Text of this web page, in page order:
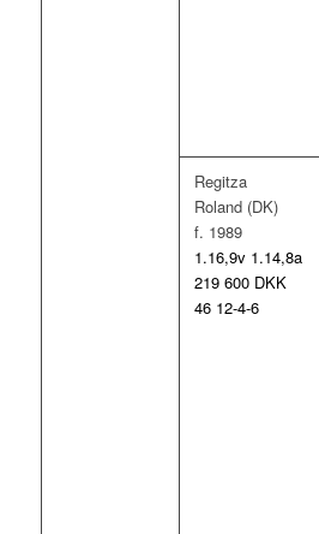
Regitza
Roland (DK)
f. 1989
1.16,9v 1.14,8a
219 600 DKK
46 12-4-6